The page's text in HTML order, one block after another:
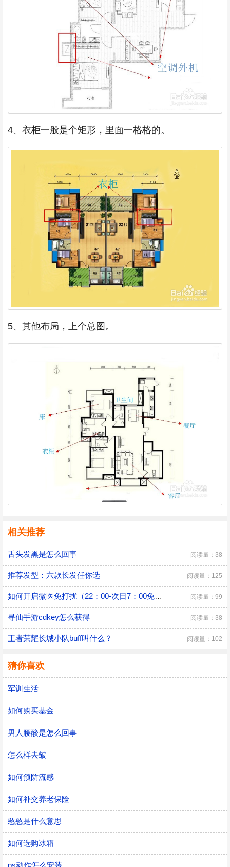
4、衣柜一般是个矩形，里面一格格的。
5、其他布局，上个总图。
相关推荐
舌头发黑是怎么回事 阅读量：38
推荐发型：六款长发任你选 阅读量：125
如何开启微医免打扰（22：00-次日7：00免打扰） 阅读量：99
寻仙手游cdkey怎么获得 阅读量：38
王者荣耀长城小队buff叫什么？ 阅读量：102
猜你喜欢
军训生活
如何购买基金
男人腰酸是怎么回事
怎么样去皱
如何预防流感
如何补交养老保险
憨憨是什么意思
如何选购冰箱